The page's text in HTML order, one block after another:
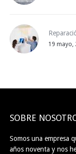
19 mayo,
SOBRE
Somos una empresa
años noventa y nos